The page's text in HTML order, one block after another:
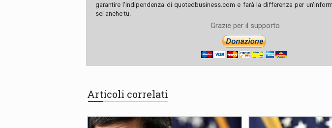
garantire l'indipendenza di quotedbusiness.com e farà la differenza per
sei anche tu.
Grazie per il supporto
Articoli correlati